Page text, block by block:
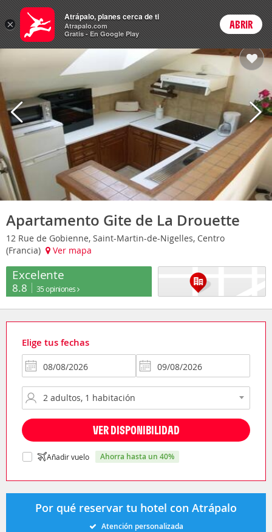
Hoteles Login
Apartamento Gite de La Drouette
12 Rue de Gobienne, Saint-Martin-de-Nigelles, Centro
(Francia)
Ver mapa
Excelente
8.8 35 opiniones
Elige tus fechas
VER DISPONIBILIDAD
Añadir vuelo ahorra hasta un 40%
Por qué reservar tu hotel con Atrápalo
Atención personalizada
×
Atrápalo, planes cerca de ti
Atrapalo.com
Gratis - En Google Play
ABRIR